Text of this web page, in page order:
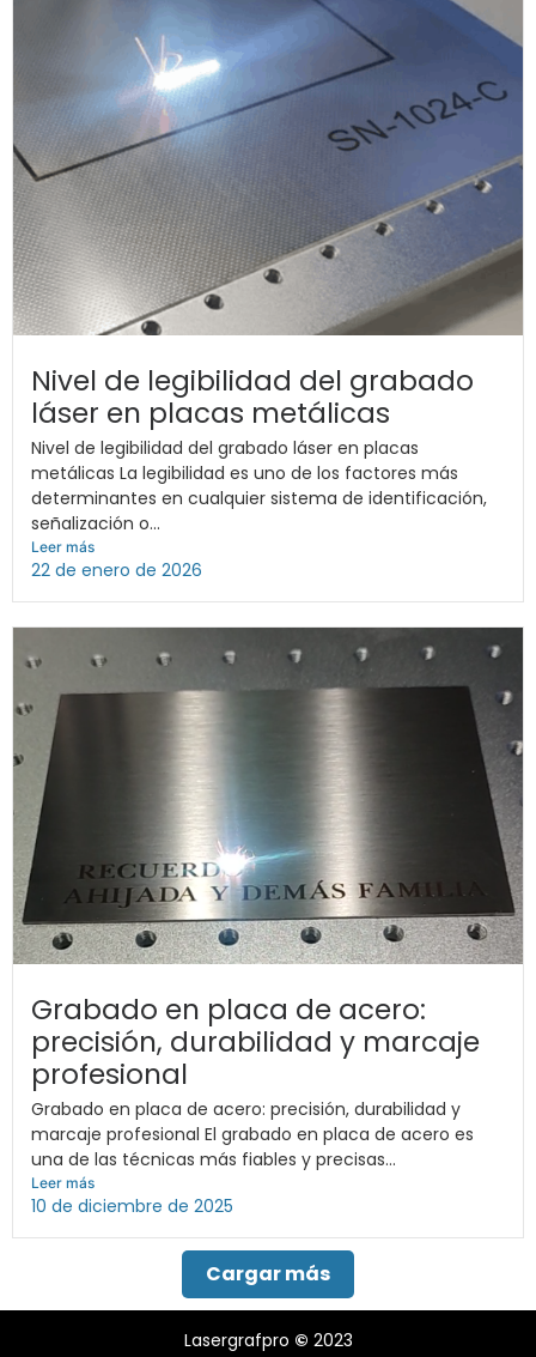
Nivel de legibilidad del grabado
láser en placas metálicas
Nivel de legibilidad del grabado láser en placas
metálicas La legibilidad es uno de los factores más
determinantes en cualquier sistema de identificación,
señalización o...
Leer más
22 de enero de 2026
Grabado en placa de acero:
precisión, durabilidad y marcaje
profesional
Grabado en placa de acero: precisión, durabilidad y
marcaje profesional El grabado en placa de acero es
una de las técnicas más fiables y precisas...
Leer más
10 de diciembre de 2025
Cargar más
Lasergrafpro © 2023